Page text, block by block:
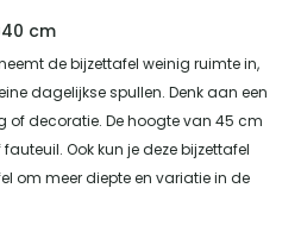
cm
de bijzettafel weinig ruimte in,
dagelijkse spullen. Denk aan een
of decoratie. De hoogte van 45 cm
Ook kun je deze bijzettafel
om meer diepte en variatie in de